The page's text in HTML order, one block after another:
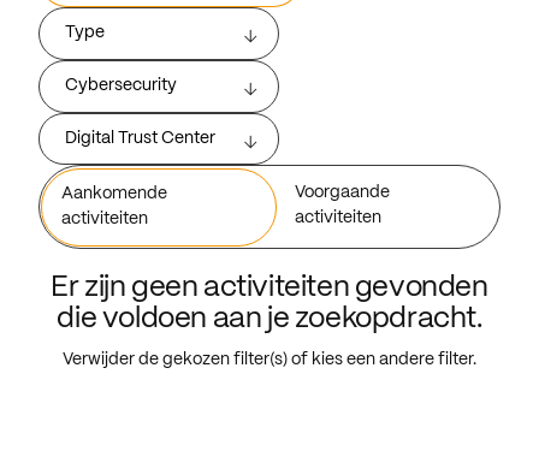
Type
Cybersecurity
Digital Trust Center
Aankomende
activiteiten
Voorgaande
activiteiten
Er zijn geen activiteiten gevonden
die voldoen aan je zoekopdracht.
Verwijder de gekozen filter(s) of kies een andere filter.